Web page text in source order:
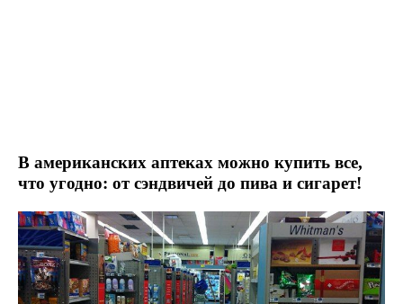
В американских аптеках можно купить все,
что угодно: от сэндвичей до пива и сигарет!